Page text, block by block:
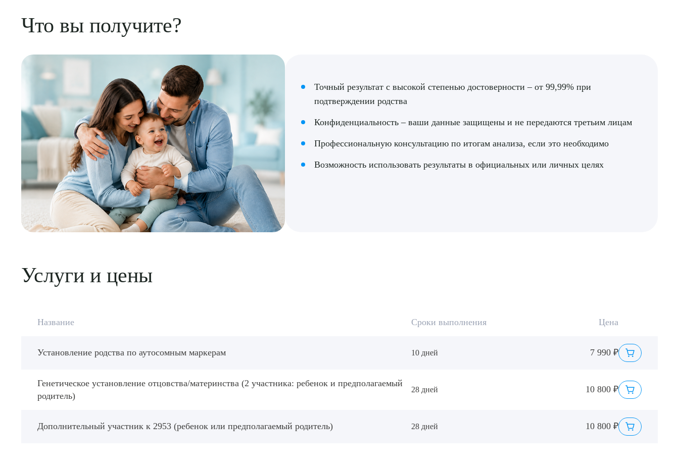
Что вы получите?
Точный результат с высокой степенью достоверности – от 99,99% при
подтверждении родства
Конфиденциальность – ваши данные защищены и не передаются третьим лицам
Профессиональную консультацию по итогам анализа, если это необходимо
Возможность использовать результаты в официальных или личных целях
Услуги и цены
Название Сроки выполнения Цена
Установление родства по аутосомным маркерам 10 дней 7 990 ₽
Генетическое установление отцовства/материнства (2 участника: ребенок и предполагаемый
родитель)
28 дней 10 800 ₽
Дополнительный участник к 2953 (ребенок или предполагаемый родитель) 28 дней 10 800 ₽
ОТПРАВИТЬ
ПОДТВЕРДИТЬ